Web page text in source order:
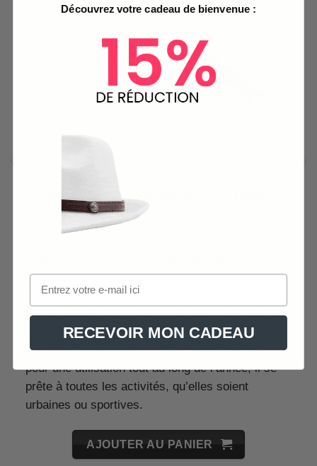
Confort et polyvalence avec le Bonnet
Docker en Coton
de 55 à 60cm, permet un port confortable pour
chacun. Grâce à saconstruction solide
bonnet est fait pour durer. Son design épuré, sans
visière, est rehaussé par un détail en cuir à
l’arrière, ajoutant une touche d’originalité. Pratique
pour une utilisation tout au long de l’année, il se
prête à toutes les activités, qu’elles soient
urbaines ou sportives.
AJOUTER AU PANIER
Découvrez votre cadeau de bienvenue :
RECEVOIR MON CADEAU